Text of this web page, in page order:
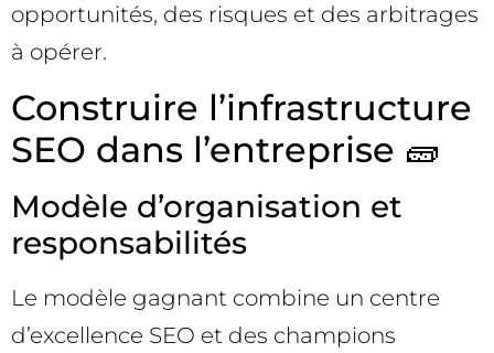
opportunités, des risques et des arbitrages
à opérer.
Construire l’infrastructure
SEO dans l’entreprise 🧱
Modèle d’organisation et
responsabilités
Le modèle gagnant combine un centre
d’excellence SEO et des champions